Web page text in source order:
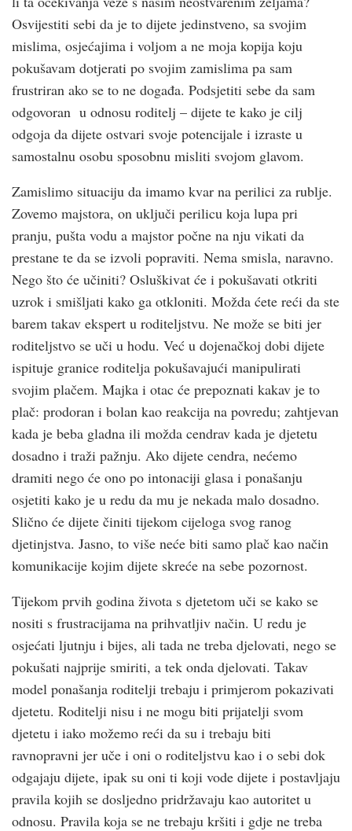
Osvijestiti sebi da je to dijete jedinstveno, sa svojim
mislima, osjećajima i voljom a ne moja kopija koju
pokušavam dotjerati po svojim zamislima pa sam
frustriran ako se to ne događa. Podsjetiti sebe da sam
odgovoran u odnosu roditelj – dijete te kako je cilj
odgoja da dijete ostvari svoje potencijale i izraste u
samostalnu osobu sposobnu misliti svojom glavom.
Zamislimo situaciju da imamo kvar na perilici za rublje.
Zovemo majstora, on uključi perilicu koja lupa pri
pranju, pušta vodu a majstor počne na nju vikati da
prestane te da se izvoli popraviti. Nema smisla, naravno.
Nego što će učiniti? Osluškivat će i pokušavati otkriti
uzrok i smišljati kako ga otkloniti. Možda ćete reći da ste
barem takav ekspert u roditeljstvu. Ne može se biti jer
roditeljstvo se uči u hodu. Već u dojenačkoj dobi dijete
ispituje granice roditelja pokušavajući manipulirati
svojim plačem. Majka i otac će prepoznati kakav je to
plač: prodoran i bolan kao reakcija na povredu; zahtjevan
kada je beba gladna ili možda cendrav kada je djetetu
dosadno i traži pažnju. Ako dijete cendra, nećemo
dramiti nego će ono po intonaciji glasa i ponašanju
osjetiti kako je u redu da mu je nekada malo dosadno.
Slično će dijete činiti tijekom cijeloga svog ranog
djetinjstva. Jasno, to više neće biti samo plač kao način
komunikacije kojim dijete skreće na sebe pozornost.
Tijekom prvih godina života s djetetom uči se kako se
nositi s frustracijama na prihvatljiv način. U redu je
osjećati ljutnju i bijes, ali tada ne treba djelovati, nego se
pokušati najprije smiriti, a tek onda djelovati. Takav
model ponašanja roditelji trebaju i primjerom pokazivati
djetetu. Roditelji nisu i ne mogu biti prijatelji svom
djetetu i iako možemo reći da su i trebaju biti
ravnopravni jer uče i oni o roditeljstvu kao i o sebi dok
odgajaju dijete, ipak su oni ti koji vode dijete i postavljaju
pravila kojih se dosljedno pridržavaju kao autoritet u
odnosu. Pravila koja se ne trebaju kršiti i gdje ne treba